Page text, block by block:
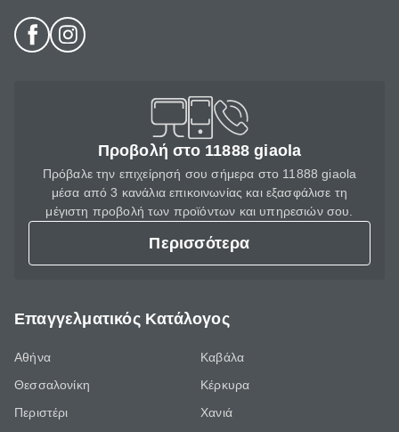
Προβολή στο 11888 giaola
Πρόβαλε την επιχείρησή σου σήμερα στο 11888 giaola
μέσα από 3 κανάλια επικοινωνίας και εξασφάλισε τη
μέγιστη προβολή των προϊόντων και υπηρεσιών σου.
Περισσότερα
Επαγγελματικός Κατάλογος
Αθήνα
Θεσσαλονίκη
Περιστέρι
Καβάλα
Κέρκυρα
Χανιά